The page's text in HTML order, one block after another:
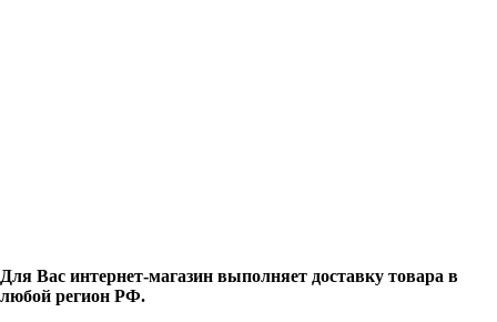
Для Вас интернет-магазин выполняет доставку товара в
любой регион РФ.